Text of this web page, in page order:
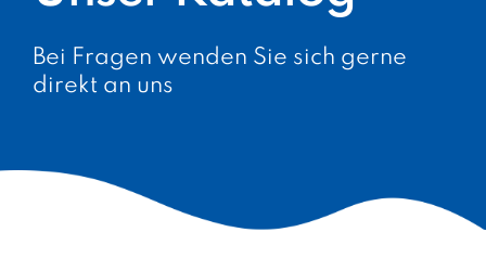
Bei Fragen wenden Sie sich gerne
direkt an uns